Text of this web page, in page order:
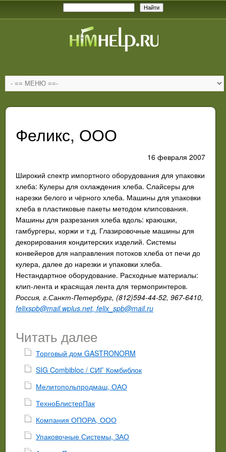
Феликс, ООО
16 февраля 2007
Широкий спектр импортного оборудования для упаковки
хлеба: Кулеры для охлаждения хлеба. Слайсеры для
нарезки белого и чёрного хлеба. Машины для упаковки
хлеба в пластиковые пакеты методом клипсования.
Машины для разрезания хлеба вдоль: краюшки,
гамбургеры, коржи и т.д. Глазировочные машины для
декорирования кондитерских изделий. Системы
конвейеров для направления потоков хлеба от печи до
кулера, далее до нарезки и упаковки хлеба.
Нестандартное оборудование. Расходные материалы:
клип-лента и красящая лента для термопринтеров.
Россия, г.Санкт-Петербург, (812)594-44-52, 967-6410,
felixspb@mail.wplus.net, felix_spb@mail.ru
Читать далее
Торговый дом GASTRONORM
SIG Combibloc / СИГ Комбиблок
Мелитопольпродмаш, ОАО
ТехноБлистерПак
Компания ОПОРА, ООО
Упаковочные Системы, ЗАО